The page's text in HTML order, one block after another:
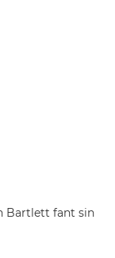
Bartlett fant sin